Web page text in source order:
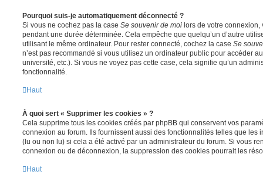
Pourquoi suis-je automatiquement déconnecté ?
Si vous ne cochez pas la case Se souvenir de moi lors de votre connexion,
pendant une durée déterminée. Cela empêche que quelqu’un d’autre
utilisant le même ordinateur. Pour rester connecté, cochez la case Se
n’est pas recommandé si vous utilisez un ordinateur public pour accéder
université, etc.). Si vous ne voyez pas cette case, cela signifie qu’un
fonctionnalité.
Haut
À quoi sert « Supprimer les cookies » ?
Cela supprime tous les cookies créés par phpBB qui conservent vos
connexion au forum. Ils fournissent aussi des fonctionnalités telles que les
(lu ou non lu) si cela a été activé par un administrateur du forum. Si vous
connexion ou de déconnexion, la suppression des cookies pourrait les
Haut